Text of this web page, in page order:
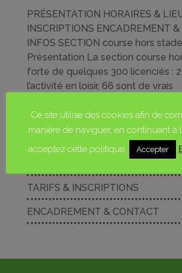
PRÉSENTATION HORAIRES &
INSCRIPTIONS ENCADREMENT
INFOS SECTION course hors stade
Présentation La section course
forte de quelques 300 licenciés :
l’activité en loisir, 66 sont de vrais
TARIFS & INSCRIPTIONS
ENCADREMENT & CONTACT
Ce site utilise des cookies afin de
manière de naviguer, en continuant à
acceptez cette politique.
Accepter